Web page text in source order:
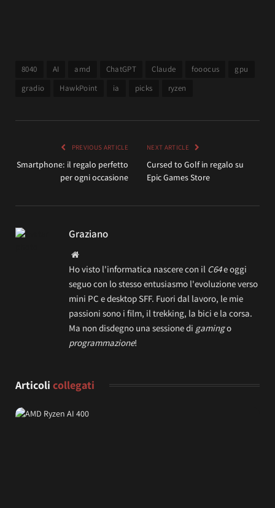
8040 AI amd ChatGPT Claude fooocus
gpu
gradio
HawkPoint ia picks ryzen
PREVIOUS ARTICLE
Smartphone: il regalo perfetto
per ogni occasione
NEXT ARTICLE
Cursed to Golf in regalo su
Epic Games Store
Graziano
Website
Ho visto l'informatica nascere con il C64e oggi
seguo con lo stesso entusiasmo l'evoluzione verso
mini PC e desktop SFF. Fuori dal lavoro, le mie
passioni sono i film, il trekking, la bici e la corsa.
Ma non disdegno una sessione di gamingo
programmazione!
Articoli collegati